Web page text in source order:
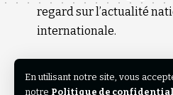
En utilisant notre site, vous
notre Politique de
regard sur l’actualité
internationale.